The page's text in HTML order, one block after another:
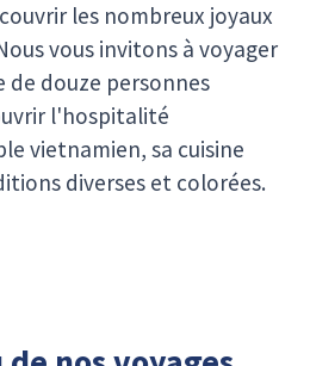
les nombreux joyaux
vous invitons à voyager
douze personnes
l'hospitalité
vietnamien, sa cuisine
diverses et colorées.